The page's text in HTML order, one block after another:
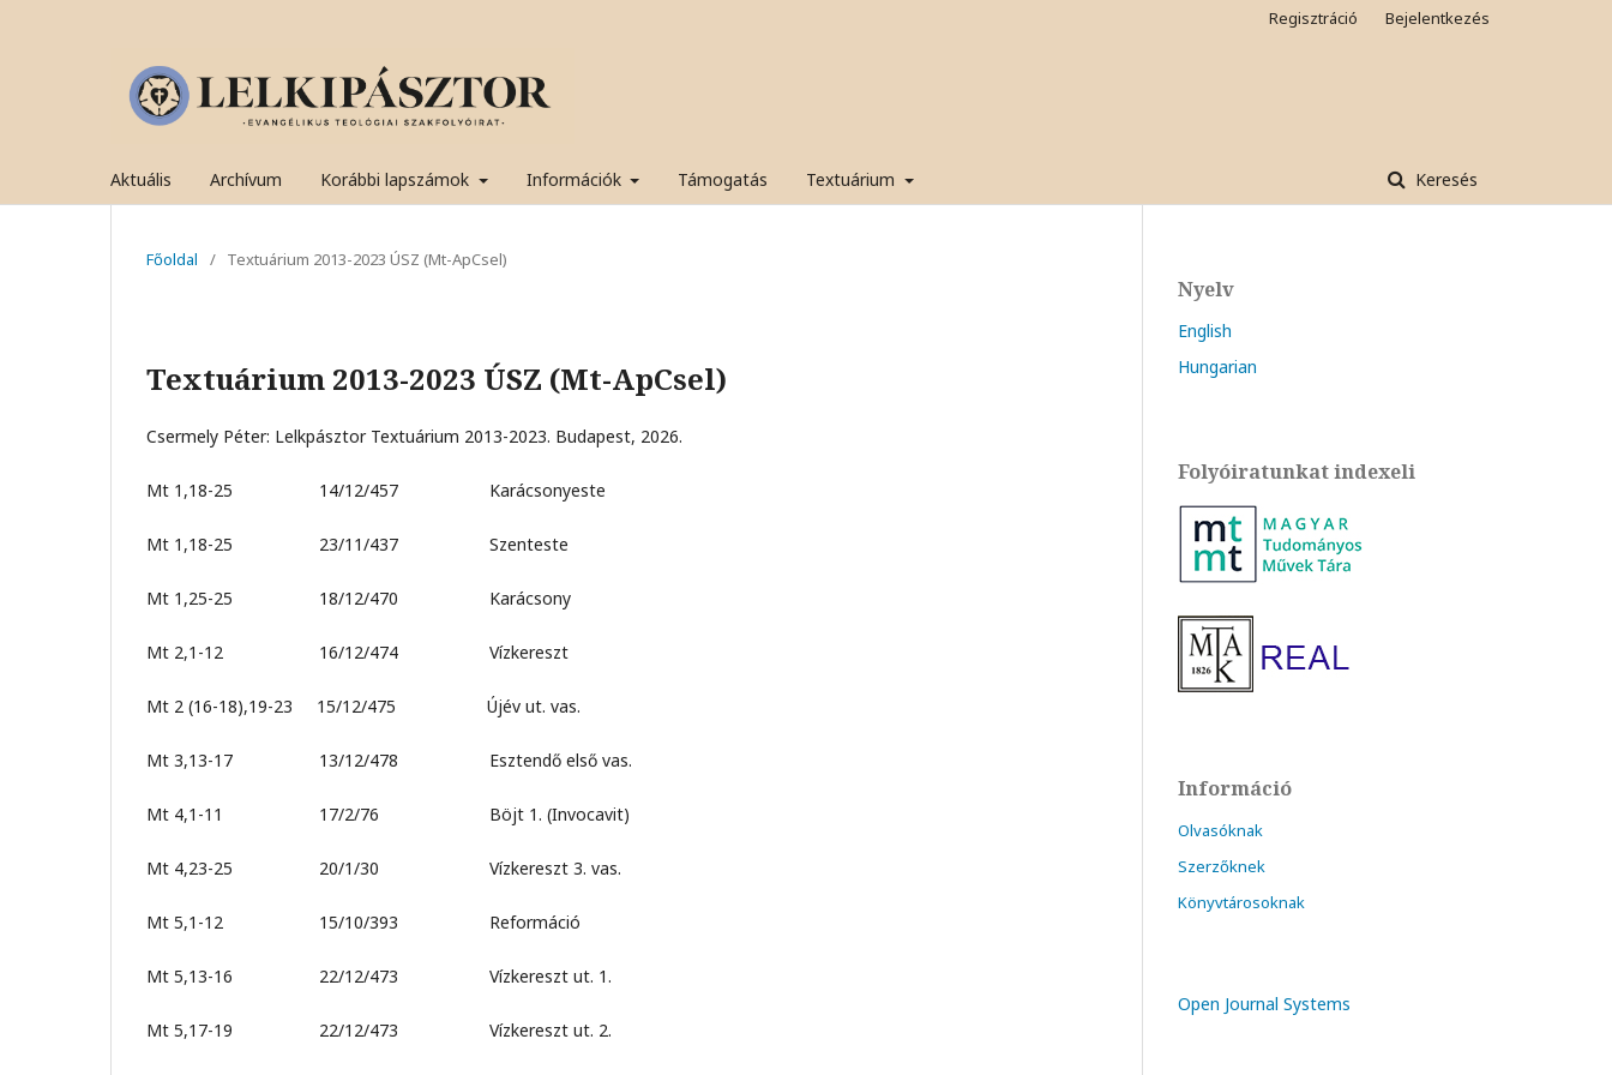
Aktuális Archívum Korábbi lapszámok Információk Támogatás Textuárium Keresés
Regisztráció Bejelentkezés
Főoldal / Textuárium 2013-2023 ÚSZ (Mt-ApCsel)
Textuárium 2013-2023 ÚSZ (Mt-ApCsel)
Csermely Péter: Lelkpásztor Textuárium 2013-2023. Budapest, 2026.
Mt 1,18-25 14/12/457 Karácsonyeste
Mt 1,18-25 23/11/437 Szenteste
Mt 1,25-25 18/12/470 Karácsony
Mt 2,1-12 16/12/474 Vízkereszt
Mt 2 (16-18),19-23 15/12/475 Újév ut. vas.
Mt 3,13-17 13/12/478 Esztendő első vas.
Mt 4,1-11 17/2/76 Böjt 1. (Invocavit)
Mt 4,23-25 20/1/30 Vízkereszt 3. vas.
Mt 5,1-12 15/10/393 Reformáció
Mt 5,13-16 22/12/473 Vízkereszt ut. 1.
Mt 5,17-19 22/12/473 Vízkereszt ut. 2.
Nyelv
English
Hungarian
Folyóiratunkat indexeli
Információ
Olvasóknak
Szerzőknek
Könyvtárosoknak
Open Journal Systems